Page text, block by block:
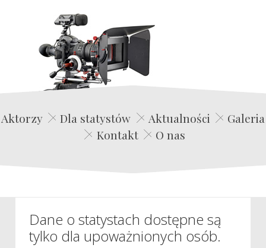
Edwin Film Agencja Aktorska
Aktorzy Dla statystów Aktualności
Galeria
Kontakt
O nas
Dane o statystach dostępne są
tylko dla upoważnionych osób.